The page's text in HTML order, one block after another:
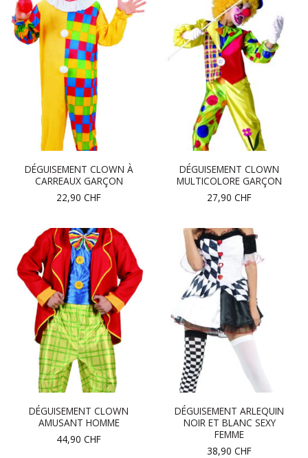
DÉGUISEMENT CLOWN À
CARREAUX GARÇON
22,90 CHF
DÉGUISEMENT CLOWN
MULTICOLORE GARÇON
27,90 CHF
DÉGUISEMENT CLOWN
AMUSANT HOMME
44,90 CHF
DÉGUISEMENT ARLEQUIN
NOIR ET BLANC SEXY
FEMME
38,90 CHF